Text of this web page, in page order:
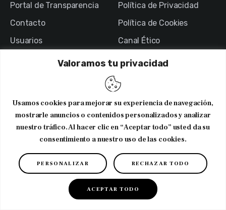
Valoramos tu privacidad
Usamos cookies para mejorar su experiencia de navegación,
mostrarle anuncios o contenidos personalizados y analizar
nuestro tráfico. Al hacer clic en “Aceptar todo” usted da su
consentimiento a nuestro uso de las cookies.
PERSONALIZAR RECHAZAR TODO
ACEPTAR TODO
Portal de Transparencia
Contacto
Usuarios
Política de Privacidad
Política de Cookies
Canal Ético
Suscribirme al newsletter
Copyright © 2026. CODNIB. Colegio Oficial de Dietistas-
Nutricionistas de Illes Balears